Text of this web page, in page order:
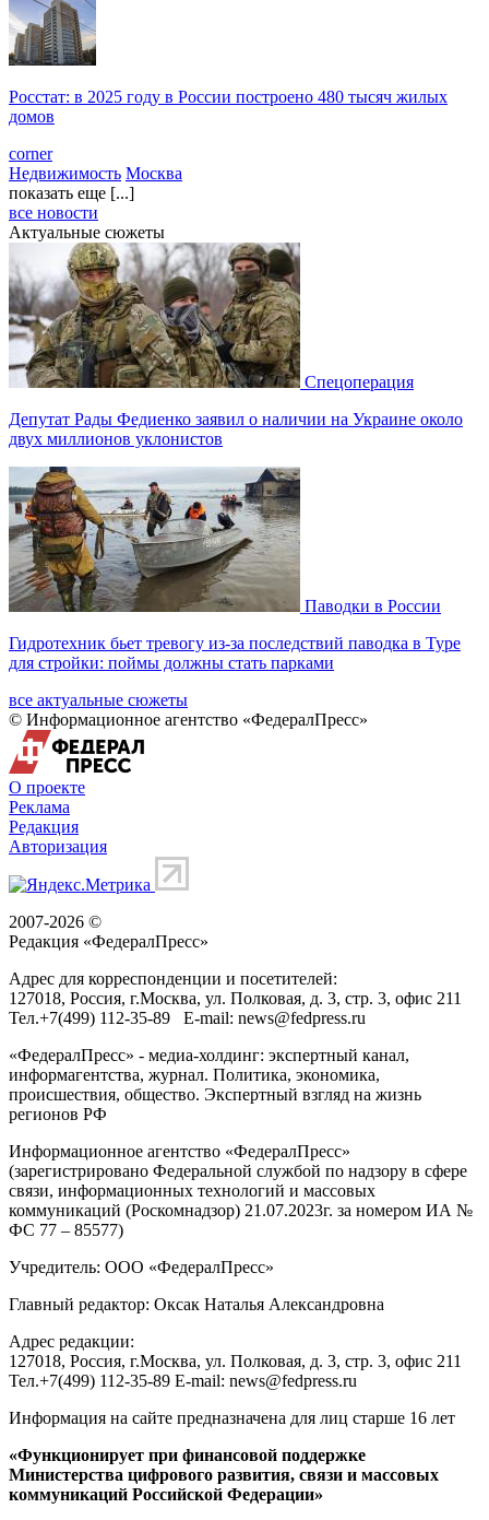
Росстат: в 2025 году в России построено 480 тысяч жилых
домов
corner
Недвижимость Москва
показать еще [...]
все новости
Актуальные сюжеты
Спецоперация
Депутат Рады Федиенко заявил о наличии на Украине около
двух миллионов уклонистов
Паводки в России
Гидротехник бьет тревогу из-за последствий паводка в Туре
для стройки: поймы должны стать парками
все актуальные сюжеты
© Информационное агентство «ФедералПресс»
О проекте
Реклама
Редакция
Авторизация
2007-2026 ©
Редакция «ФедералПресс»
Адрес для корреспонденции и посетителей:
127018, Россия, г.Москва, ул. Полковая, д. 3, стр. 3, офис 211
Тел.+7(499) 112-35-89 E-mail: news@fedpress.ru
«ФедералПресс» - медиа-холдинг: экспертный канал,
информагентства, журнал. Политика, экономика,
происшествия, общество. Экспертный взгляд на жизнь
регионов РФ
Информационное агентство «ФедералПресс»
(зарегистрировано Федеральной службой по надзору в сфере
связи, информационных технологий и массовых
коммуникаций (Роскомнадзор) 21.07.2023г. за номером ИА №
ФС 77 – 85577)
Учредитель: ООО «ФедералПресс»
Главный редактор: Оксак Наталья Александровна
Адрес редакции:
127018, Россия, г.Москва, ул. Полковая, д. 3, стр. 3, офис 211
Тел.+7(499) 112-35-89 E-mail: news@fedpress.ru
Информация на сайте предназначена для лиц старше 16 лет
«Функционирует при финансовой поддержке
Министерства цифрового развития, связи и массовых
коммуникаций Российской Федерации»